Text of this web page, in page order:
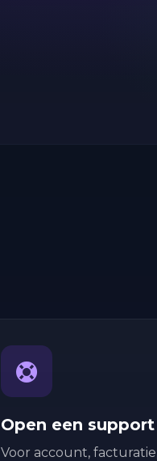
Open een
Voor account,